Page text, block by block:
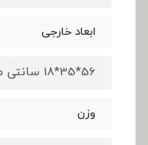
ابعاد خارجی
56*35*18 سانتی متر
وزن